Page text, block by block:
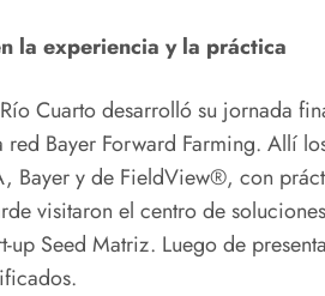
la experiencia y la práctica
Cuarto desarrolló su jornada
Bayer Forward Farming. Allí
Bayer y de FieldView®, con
visitaron el centro de
up Seed Matriz. Luego de